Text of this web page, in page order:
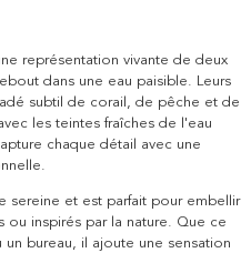
représentation vivante de deux
dans une eau paisible. Leurs
subtil de corail, de pêche et de
les teintes fraîches de l'eau
chaque détail avec une
sereine et est parfait pour embellir
ou inspirés par la nature. Que ce
bureau, il ajoute une sensation